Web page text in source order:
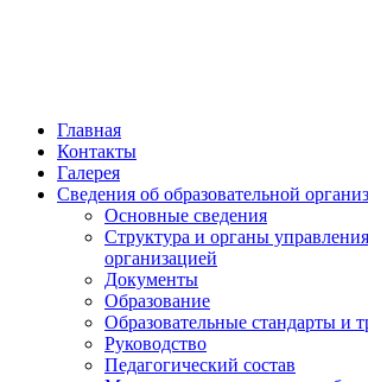
Главная
Контакты
Галерея
Сведения об образовательной
Основные сведения
Структура и органы
организацией
Документы
Образование
Образовательные стандарты и
Руководство
Педагогический состав